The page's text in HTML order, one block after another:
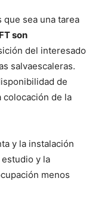
que sea una tarea
son
del interesado
salvaescaleras.
de
colocación de la
y la instalación
y la
menos